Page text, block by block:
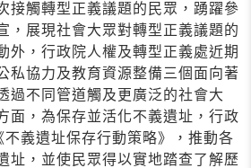
接觸轉型正義議題的民眾，踴躍參
，展現社會大眾對轉型正義議題的
外，行政院人權及轉型正義處近期
私協力及教育資源整備三個面向著
過不同管道觸及更廣泛的社會大
面，為保存並活化不義遺址，行政
不義遺址保存行動策略》，推動各
址，並使民眾得以實地踏查了解歷